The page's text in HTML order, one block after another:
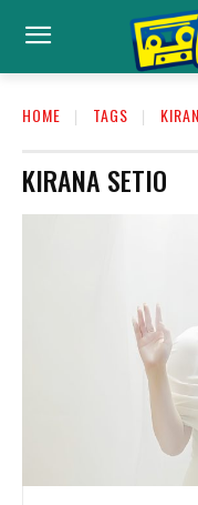
HOME TAGS
KIRANA SETIO